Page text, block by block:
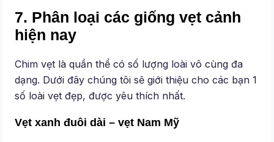
7. Phân loại các giống vẹt cảnh
hiện nay
Chim vẹt là quần thể có số lượng loài vô cùng đa
dạng. Dưới đây chúng tôi sẽ giới thiệu cho các bạn 1
số loài vẹt đẹp, được yêu thích nhất.
Vẹt xanh đuôi dài – vẹt Nam Mỹ